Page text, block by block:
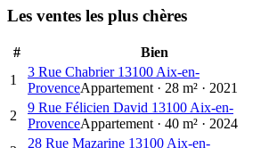
Les ventes les plus chères
# Bien
1
3 Rue Chabrier 13100 Aix-en-
ProvenceAppartement · 28 m² · 2021
2
9 Rue Félicien David 13100 Aix-en-
ProvenceAppartement · 40 m² · 2024
28 Rue Mazarine 13100 Aix-en-